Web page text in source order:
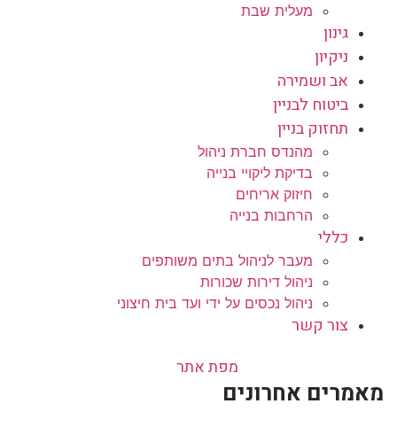
מעלית שבת
גינון
ניקיון
אב ושמירה
ביטוח לבניין
תחזוק בניין
מהנדס חברת ניהול
בדיקת ליקויי בנייה
חיזוק אריחים
הרחבות בנייה
כללי
מעבר לניהול בתים משותפים
ניהול דירות שכורות
ניהול נכסים על ידי ועד בית חיצוני
צור קשר
מפת אתר
מאמרים אחרונים